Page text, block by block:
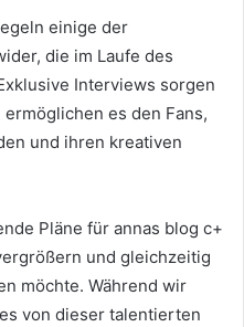
einige der
die im Laufe des
Interviews sorgen
es den Fans,
und ihren kreativen
Pläne für annas blog c+
und gleichzeitig
möchte. Während wir
von dieser talentierten